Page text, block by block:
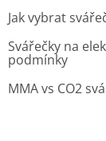
Jak vybrat
Svářečky na
podmínky
MMA vs CO2